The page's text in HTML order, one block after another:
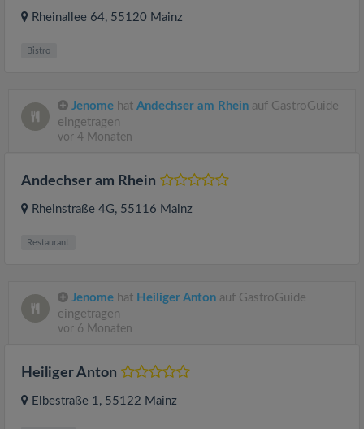
Rheinallee 64, 55120 Mainz
Bistro
Jenome hat Andechser am Rhein auf GastroGuide
eingetragen
vor 4 Monaten
Andechser am Rhein
Rheinstraße 4G, 55116 Mainz
Restaurant
Jenome hat Heiliger Anton auf GastroGuide
eingetragen
vor 6 Monaten
Heiliger Anton
Elbestraße 1, 55122 Mainz